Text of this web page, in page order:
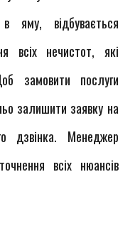
яму, відбувається
всіх нечистот, які
замовити послуги
залишити заявку на
дзвінка. Менеджер
всіх нюансів